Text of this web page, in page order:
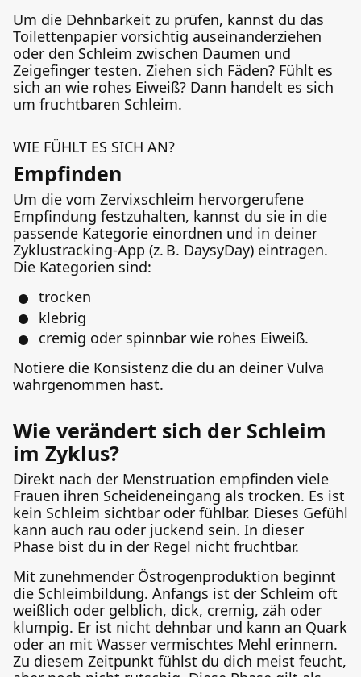
Um die Dehnbarkeit zu prüfen, kannst du das
Toilettenpapier vorsichtig auseinanderziehen
oder den Schleim zwischen Daumen und
Zeigefinger testen. Ziehen sich Fäden? Fühlt es
sich an wie rohes Eiweiß? Dann handelt es sich
um fruchtbaren Schleim.
WIE FÜHLT ES SICH AN?
Empfinden
Um die vom Zervixschleim hervorgerufene
Empfindung festzuhalten, kannst du sie in die
passende Kategorie einordnen und in deiner
Zyklustracking-App (z. B. DaysyDay) eintragen.
Die Kategorien sind:
trocken
klebrig
cremig oder spinnbar wie rohes Eiweiß.
Notiere die Konsistenz die du an deiner Vulva
wahrgenommen hast.
Wie verändert sich der Schleim
im Zyklus?
Direkt nach der Menstruation empfinden viele
Frauen ihren Scheideneingang als trocken. Es ist
kein Schleim sichtbar oder fühlbar. Dieses Gefühl
kann auch rau oder juckend sein. In dieser
Phase bist du in der Regel nicht fruchtbar.
Mit zunehmender Östrogenproduktion beginnt
die Schleimbildung. Anfangs ist der Schleim oft
weißlich oder gelblich, dick, cremig, zäh oder
klumpig. Er ist nicht dehnbar und kann an Quark
oder an mit Wasser vermischtes Mehl erinnern.
Zu diesem Zeitpunkt fühlst du dich meist feucht,